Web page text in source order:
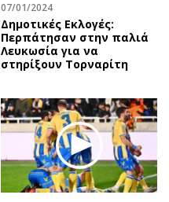
07/01/2024
Δημοτικές Εκλογές:
Περπάτησαν στην παλιά
Λευκωσία για να
στηρίξουν Τορναρίτη